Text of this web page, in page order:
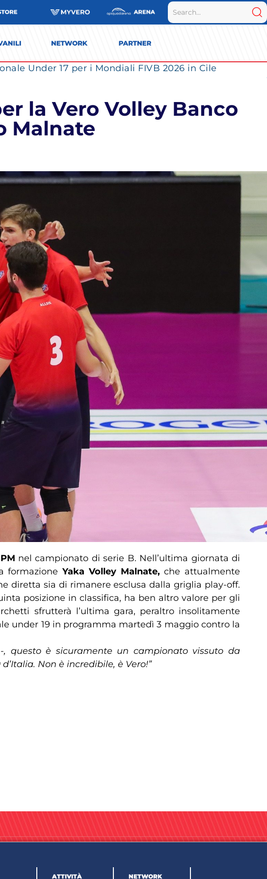
Under 17 per i Mondiali FIVB 2026 in Cile
la Vero Volley Banco
Malnate
nel campionato di serie B. Nell’ultima giornata di
formazioneYaka Volley Malnate, che attualmente
diretta sia di rimanere esclusa dalla griglia play-off.
posizione in classifica, ha ben altro valore per gli
sfrutterà l’ultima gara, peraltro insolitamente
under 19 in programma martedì 3 maggio contro la
-, questo è sicuramente un campionato vissuto da
Non è incredibile, è Vero!”
ATTIVITÀ NETWORK